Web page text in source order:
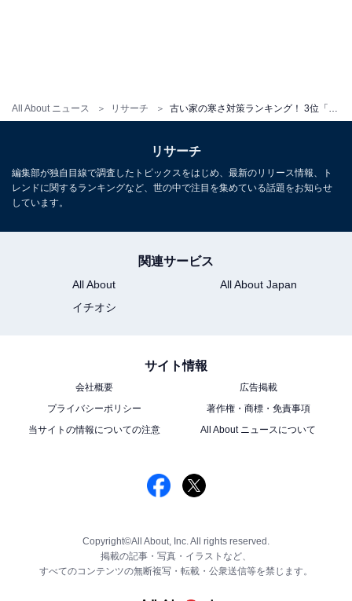
All About ニュース リサーチ 古い家の寒さ対策ランキング！ 3位「厚着する」、2位「暖房器具を使う」を抑え、1位に選ばれたのは？
リサーチ
編集部が独自目線で調査したトピックスをはじめ、最新のリリース情報、ト
レンドに関するランキングなど、世の中で注目を集めている話題をお知らせ
しています。
関連サービス
All About
All About Japan
イチオシ
サイト情報
会社概要
広告掲載
プライバシーポリシー
著作権・商標・免責事項
当サイトの情報についての注意
All About ニュースについて
Copyright©All About, Inc. All rights reserved.
掲載の記事・写真・イラストなど、
すべてのコンテンツの無断複写・転載・公衆送信等を禁じます。